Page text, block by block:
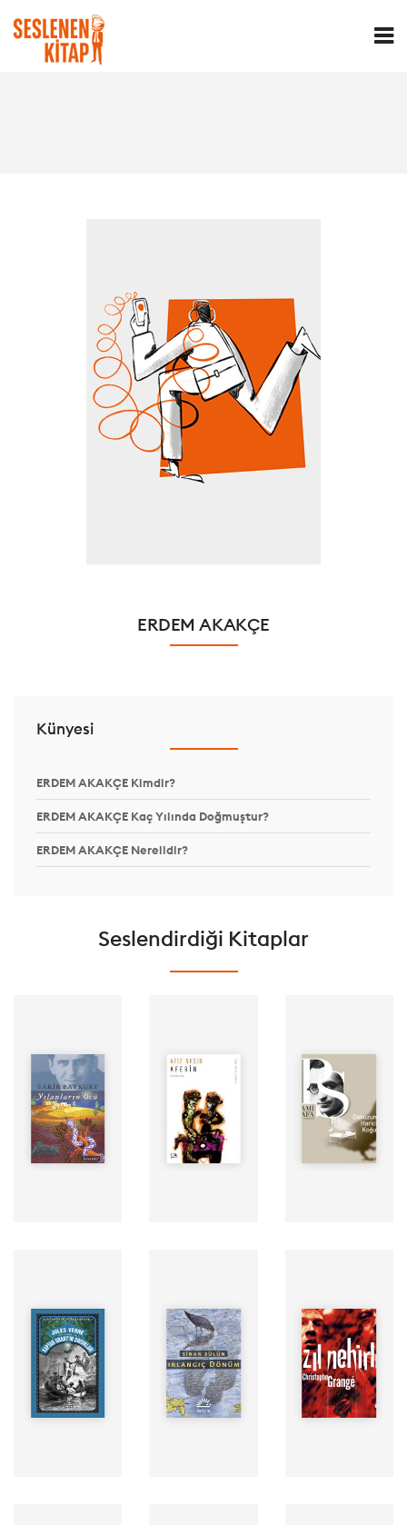
ERDEM AKAKÇE
Künyesi
ERDEM AKAKÇE Kimdir?
ERDEM AKAKÇE Kaç Yılında Doğmuştur?
ERDEM AKAKÇE Nerelidir?
Seslendirdiği Kitaplar
BAYKURT
Seslendiren:
ERDEM
AKAKÇE
Yayınevi:
Storyside
NESİN
Seslendiren:
ERDEM
AKAKÇE
Yayınevi:
Süre:
Yazar: PEYAMİ
SAFA
Seslendiren:
ERDEM
AKAKÇE
Yazar: Jules
Verne
Seslendiren:
ERDEM
AKAKÇE
Yazar: SİNAN
SÜLÜN
Seslendiren:
ERDEM
AKAKÇE
Yayınevi:
CHRISTOPHE
GRANGÉ
Seslendiren:
ERDEM
AKAKÇE
Yayınevi: Doğan